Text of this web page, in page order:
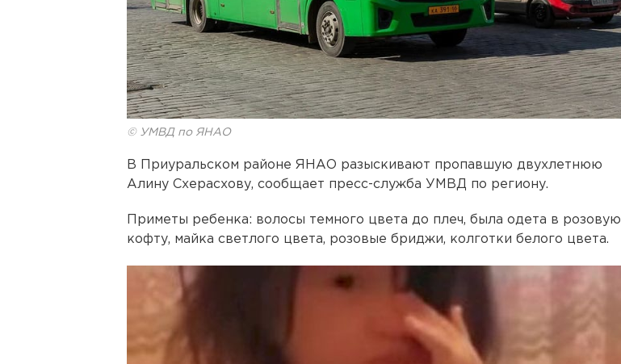
© УМВД по ЯНАО
В Приуральском районе ЯНАО разыскивают пропавшую двухлетнюю
Алину Схерасхову, сообщает пресс-служба УМВД по региону.
Приметы ребенка: волосы темного цвета до плеч, была одета в розовую
кофту, майка светлого цвета, розовые бриджи, колготки белого цвета.